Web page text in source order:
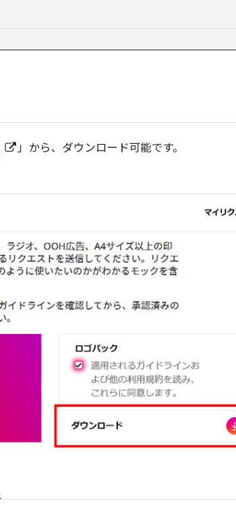
」から、ダウンロード可能です。